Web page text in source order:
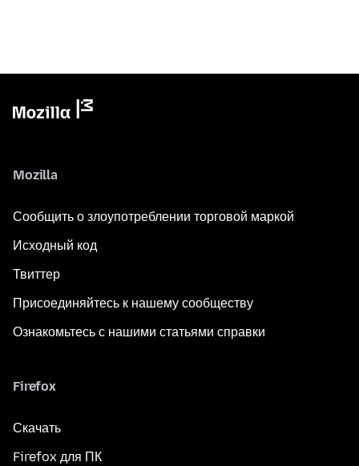
Mozilla
Сообщить о злоупотреблении торговой маркой
Исходный код
Твиттер
Присоединяйтесь к нашему сообществу
Ознакомьтесь с нашими статьями справки
Firefox
Скачать
Firefox для ПК